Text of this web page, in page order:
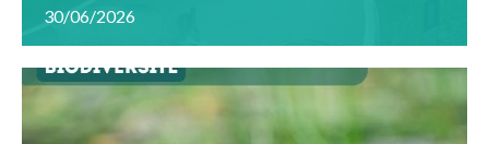
30/06/2026